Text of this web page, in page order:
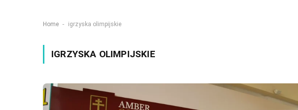
Home - igrzyska olimpijskie
IGRZYSKA OLIMPIJSKIE